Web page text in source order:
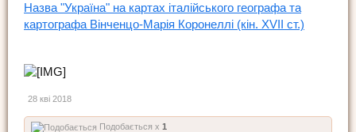
Назва "Україна" на картах італійського географа та
картографа Вінченцо-Марія Коронеллі (кін. XVII ст.)
28 кві 2018
Подобається x 1